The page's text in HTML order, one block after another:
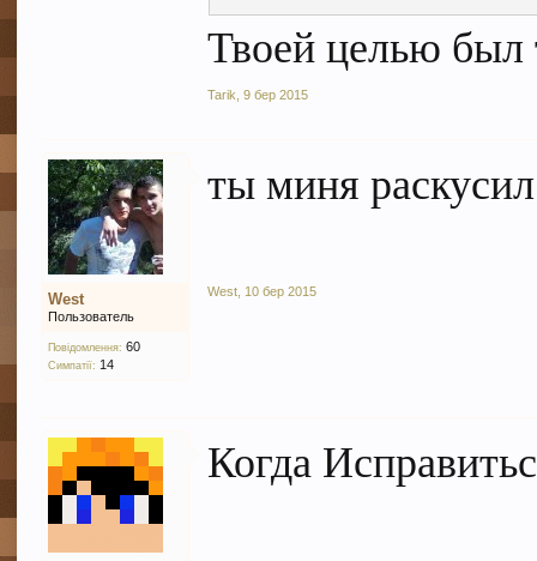
Твоей целью был
Tarik ,9 бер 2015
West
Пользователь
Повідомлення: 60
Симпатії: 14
ты миня
West 10 бер 2015
Когда